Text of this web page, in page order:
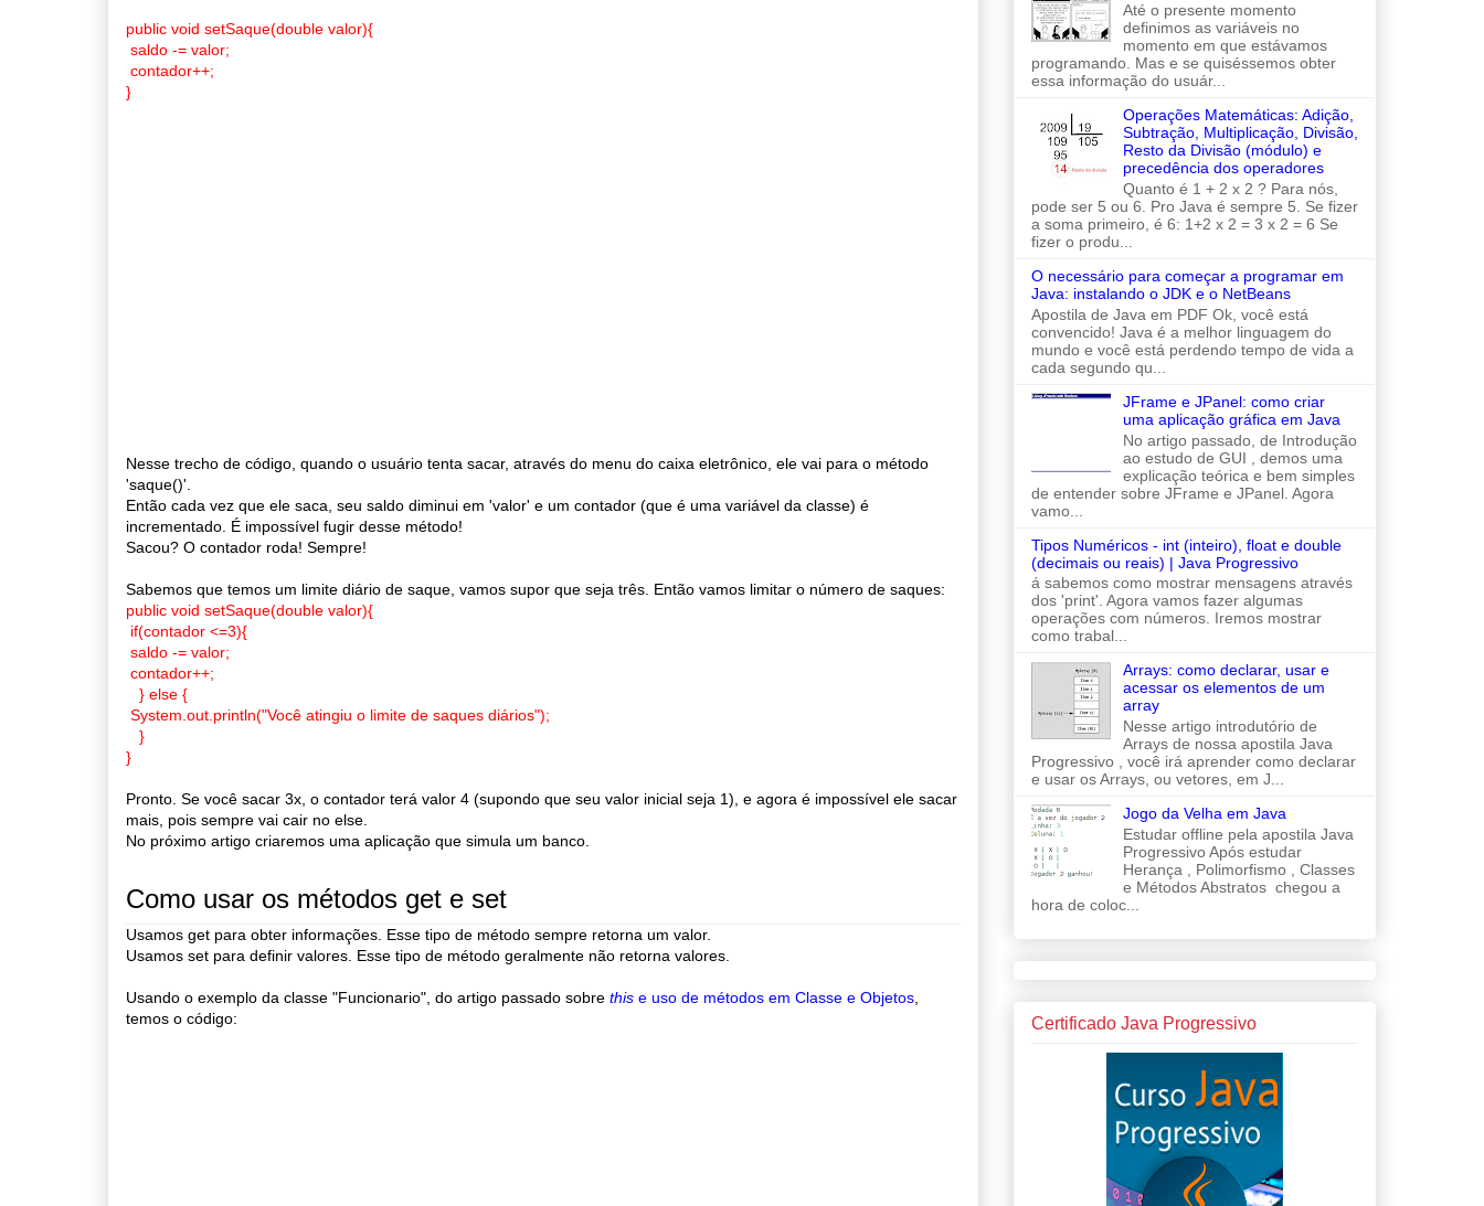
public void setSaque(double valor){
saldo -= valor;
contador++;
}
Nesse trecho de código, quando o usuário tenta sacar, através do menu do caixa eletrônico, ele vai para o método
'saque()'.
Então cada vez que ele saca, seu saldo diminui em 'valor' e um contador (que é uma variável da classe) é
incrementado. É impossível fugir desse método!
Sacou? O contador roda! Sempre!
Sabemos que temos um limite diário de saque, vamos supor que seja três. Então vamos limitar o número de saques:
public void setSaque(double valor){
if(contador <=3){
saldo -= valor;
contador++;
} else {
System.out.println("Você atingiu o limite de saques diários");
}
}
Pronto. Se você sacar 3x, o contador terá valor 4 (supondo que seu valor inicial seja 1), e agora é impossível ele sacar
mais, pois sempre vai cair no else.
No próximo artigo criaremos uma aplicação que simula um banco.
Como usar os métodos get e set
Usamos get para obter informações. Esse tipo de método sempre retorna um valor.
Usamos set para definir valores. Esse tipo de método geralmente não retorna valores.
Usando o exemplo da classe "Funcionario", do artigo passado sobre this e uso de métodos em Classe e Objetos
temos o código:
Até o presente momento
definimos as variáveis no
momento em que estávamos
programando. Mas e se quiséssemos obter
essa informação do usuár...
Operações Matemáticas: Adição,
Subtração, Multiplicação, Divisão,
Resto da Divisão (módulo) e
precedência dos operadores
Quanto é 1 + 2 x 2 ? Para nós,
pode ser 5 ou 6. Pro Java é sempre 5. Se fizer
a soma primeiro, é 6: 1+2 x 2 = 3 x 2 = 6 Se
fizer o produ...
O necessário para começar a programar em
Java: instalando o JDK e o NetBeans
Apostila de Java em PDF Ok, você está
convencido! Java é a melhor linguagem do
mundo e você está perdendo tempo de vida a
cada segundo qu...
JFrame e JPanel: como criar
uma aplicação gráfica em Java
No artigo passado, de Introdução
ao estudo de GUI , demos uma
explicação teórica e bem simples
de entender sobre JFrame e JPanel. Agora
vamo...
Tipos Numéricos - int (inteiro), float e double
(decimais ou reais) | Java Progressivo
á sabemos como mostrar mensagens através
dos 'print'. Agora vamos fazer algumas
operações com números. Iremos mostrar
como trabal...
Arrays: como declarar, usar e
acessar os elementos de um
array
Nesse artigo introdutório de
Arrays de nossa apostila Java
Progressivo , você irá aprender como declarar
e usar os Arrays, ou vetores, em J...
Jogo da Velha em Java
Estudar offline pela apostila Java
Progressivo Após estudar
Herança , Polimorfismo , Classes
e Métodos Abstratos chegou a
hora de coloc...
Certificado Java Progressivo